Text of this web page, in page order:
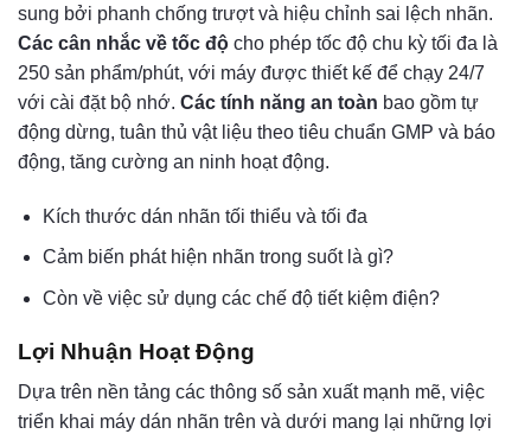
sung bởi phanh chống trượt và hiệu chỉnh sai lệch nhãn.
Các cân nhắc về tốc độ cho phép tốc độ chu kỳ tối đa là
250 sản phẩm/phút, với máy được thiết kế để chạy 24/7
với cài đặt bộ nhớ. Các tính năng an toàn bao gồm tự
động dừng, tuân thủ vật liệu theo tiêu chuẩn GMP và báo
động, tăng cường an ninh hoạt động.
Kích thước dán nhãn tối thiểu và tối đa
Cảm biến phát hiện nhãn trong suốt là gì?
Còn về việc sử dụng các chế độ tiết kiệm điện?
Lợi Nhuận Hoạt Động
Dựa trên nền tảng các thông số sản xuất mạnh mẽ, việc
triển khai máy dán nhãn trên và dưới mang lại những lợi